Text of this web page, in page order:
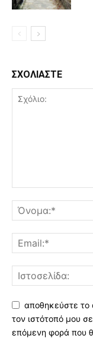
ΣΧΟΛΙΑΣΤΕ
αποθηκεύστε το
τον ιστότοπό μου
επόμενη φορά που